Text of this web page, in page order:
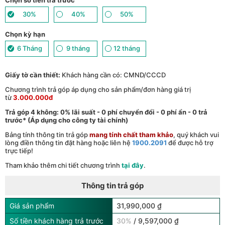
17
Giảm tới 500.000đ khi thanh toán qua Homepaylater - (
tiết)
Giảm ngay 50.000đ khi mua gói cước di động Mobifone, Vnsky
tiết)
19 Nhận báo giá tốt nhất cho khách hàng doanh nghiệp B2B khi
mua số lượng lớn - (Xem chi tiết )
30%
40% 50%
Chọn kỳ hạn
6 Tháng
9 tháng 12 tháng
Giấy tờ cần thiết: Khách hàng cần có: CMND/CCCD
Chương trình trả góp áp dụng cho sản phẩm/đơn hàng giá trị
từ3.000.000đ
Trả góp 4 không: 0% lãi suất - 0 phí chuyển đổi - 0 phí ẩn - 0 trả
trước* (Áp dụng cho công ty tài chính)
Bảng tính thông tin trả gópmang tính chất tham khảo, quý khách vui
lòng điền thông tin đặt hàng hoặc liên hệ 1900.2091 để được hỗ trợ
trực tiếp!
Tham khảo thêm chi tiết chương trình tại đây.
Thông tin trả góp
Giá sản phẩm
31,990,000 ₫
Số tiền khách hàng trả trước
30% / 9,597,000 ₫